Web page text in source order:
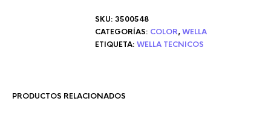
SKU: 3500548
CATEGORÍAS: COLOR,WELLA
ETIQUETA: WELLA TECNICOS
PRODUCTOS RELACIONADOS